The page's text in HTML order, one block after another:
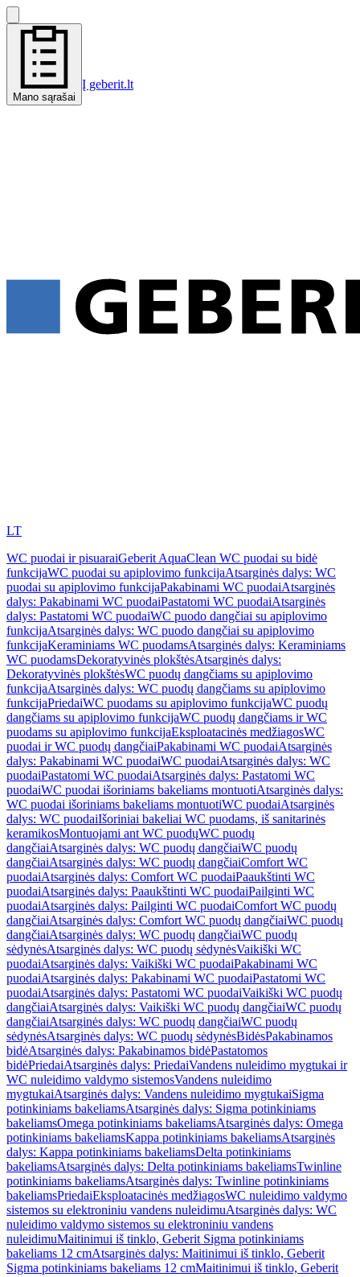
Mano sąrašai
Į geberit.lt
LT
WC puodai ir pisuaraiGeberit AquaClean WC puodai su bidė
funkcijaWC puodai su apiplovimo funkcijaAtsarginės dalys: WC
puodai su apiplovimo funkcijaPakabinami WC puodaiAtsarginės
dalys: Pakabinami WC puodaiPastatomi WC puodaiAtsarginės
dalys: Pastatomi WC puodaiWC puodo dangčiai su apiplovimo
funkcijaAtsarginės dalys: WC puodo dangčiai su apiplovimo
funkcijaKeraminiams WC puodamsAtsarginės dalys: Keraminiams
WC puodamsDekoratyvinės plokštėsAtsarginės dalys:
Dekoratyvinės plokštėsWC puodų dangčiams su apiplovimo
funkcijaAtsarginės dalys: WC puodų dangčiams su apiplovimo
funkcijaPriedaiWC puodams su apiplovimo funkcijaWC puodų
dangčiams su apiplovimo funkcijaWC puodų dangčiams ir WC
puodams su apiplovimo funkcijaEksploatacinės medžiagosWC
puodai ir WC puodų dangčiaiPakabinami WC puodaiAtsarginės
dalys: Pakabinami WC puodaiWC puodaiAtsarginės dalys: WC
puodaiPastatomi WC puodaiAtsarginės dalys: Pastatomi WC
puodaiWC puodai išoriniams bakeliams montuotiAtsarginės dalys:
WC puodai išoriniams bakeliams montuotiWC puodaiAtsarginės
dalys: WC puodaiIšoriniai bakeliai WC puodams, iš sanitarinės
keramikosMontuojami ant WC puodųWC puodų
dangčiaiAtsarginės dalys: WC puodų dangčiaiWC puodų
dangčiaiAtsarginės dalys: WC puodų dangčiaiComfort WC
puodaiAtsarginės dalys: Comfort WC puodaiPaaukštinti WC
puodaiAtsarginės dalys: Paaukštinti WC puodaiPailginti WC
puodaiAtsarginės dalys: Pailginti WC puodaiComfort WC puodų
dangčiaiAtsarginės dalys: Comfort WC puodų dangčiaiWC puodų
dangčiaiAtsarginės dalys: WC puodų dangčiaiWC puodų
sėdynėsAtsarginės dalys: WC puodų sėdynėsVaikiški WC
puodaiAtsarginės dalys: Vaikiški WC puodaiPakabinami WC
puodaiAtsarginės dalys: Pakabinami WC puodaiPastatomi WC
puodaiAtsarginės dalys: Pastatomi WC puodaiVaikiški WC puodų
dangčiaiAtsarginės dalys: Vaikiški WC puodų dangčiaiWC puodų
dangčiaiAtsarginės dalys: WC puodų dangčiaiWC puodų
sėdynėsAtsarginės dalys: WC puodų sėdynėsBidėsPakabinamos
bidėAtsarginės dalys: Pakabinamos bidėPastatomos
bidėPriedaiAtsarginės dalys: PriedaiVandens nuleidimo mygtukai ir
WC nuleidimo valdymo sistemosVandens nuleidimo
mygtukaiAtsarginės dalys: Vandens nuleidimo mygtukaiSigma
potinkiniams bakeliamsAtsarginės dalys: Sigma potinkiniams
bakeliamsOmega potinkiniams bakeliamsAtsarginės dalys: Omega
potinkiniams bakeliamsKappa potinkiniams bakeliamsAtsarginės
dalys: Kappa potinkiniams bakeliamsDelta potinkiniams
bakeliamsAtsarginės dalys: Delta potinkiniams bakeliamsTwinline
potinkiniams bakeliamsAtsarginės dalys: Twinline potinkiniams
bakeliamsPriedaiEksploatacinės medžiagosWC nuleidimo valdymo
sistemos su elektroniniu vandens nuleidimuAtsarginės dalys: WC
nuleidimo valdymo sistemos su elektroniniu vandens
nuleidimuMaitinimui iš tinklo, Geberit Sigma potinkiniams
bakeliams 12 cmAtsarginės dalys: Maitinimui iš tinklo, Geberit
Sigma potinkiniams bakeliams 12 cmMaitinimui iš tinklo, Geberit